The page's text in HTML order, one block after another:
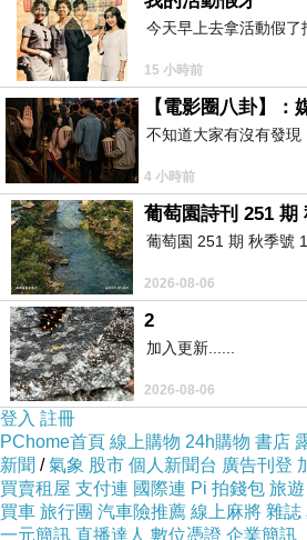
今天早上去拿活動假
15 小時前
【電影圈八卦】
不知道大家有沒有發
4 小時前
葡萄園詩刊 251 期
葡萄園 251 期 秋季號
2026-08-06
2
加入更新......
2026-08-06
登入 註冊
PChome首頁 線上購物 24h購物 書店
新聞 /氣象 股市 個人新聞台 廣告刊登
買賣租屋 支付連 國際連 Pi 拍錢包 旅遊
買車 旅行團 汽車險推薦 線上麻將 雜誌
一元簡訊 直播達人 數位憑證 企業簡訊